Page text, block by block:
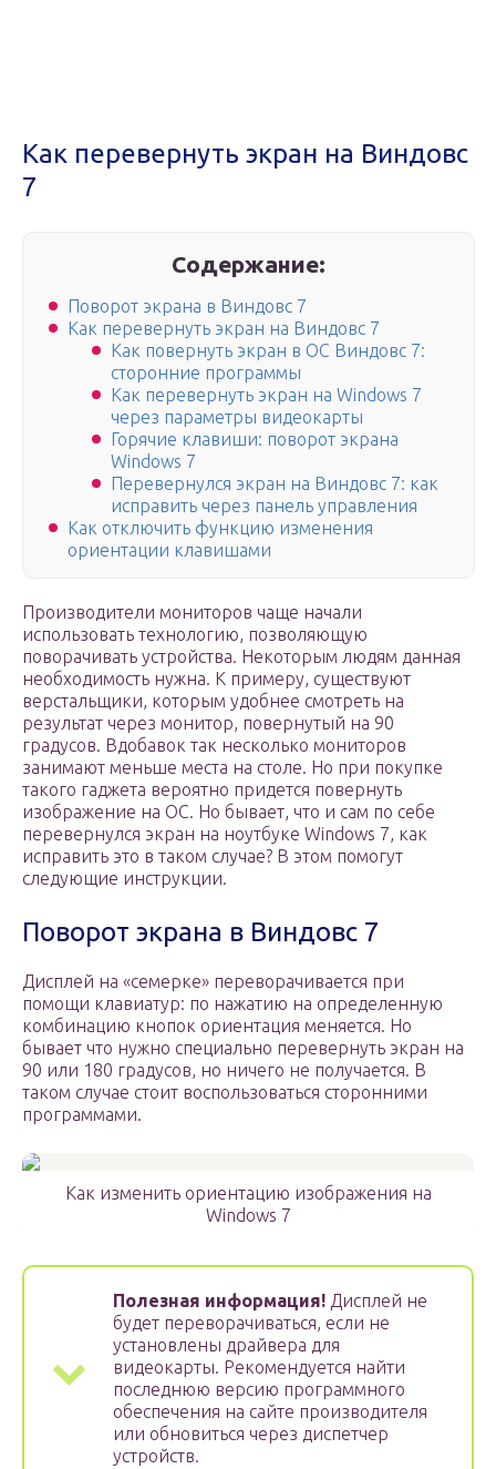
Как перевернуть экран на Виндовс
7
Содержание:
Поворот экрана в Виндовс 7
Как перевернуть экран на Виндовс 7
Как повернуть экран в ОС Виндовс 7:
сторонние программы
Как перевернуть экран на Windows 7
через параметры видеокарты
Горячие клавиши: поворот экрана
Windows 7
Перевернулся экран на Виндовс 7: как
исправить через панель управления
Как отключить функцию изменения
ориентации клавишами
Производители мониторов чаще начали
использовать технологию, позволяющую
поворачивать устройства. Некоторым людям данная
необходимость нужна. К примеру, существуют
верстальщики, которым удобнее смотреть на
результат через монитор, повернутый на 90
градусов. Вдобавок так несколько мониторов
занимают меньше места на столе. Но при покупке
такого гаджета вероятно придется повернуть
изображение на ОС. Но бывает, что и сам по себе
перевернулся экран на ноутбуке Windows 7, как
исправить это в таком случае? В этом помогут
следующие инструкции.
Поворот экрана в Виндовс 7
Дисплей на «семерке» переворачивается при
помощи клавиатур: по нажатию на определенную
комбинацию кнопок ориентация меняется. Но
бывает что нужно специально перевернуть экран на
90 или 180 градусов, но ничего не получается. В
таком случае стоит воспользоваться сторонними
программами.
Как изменить ориентацию изображения на
Windows 7
Полезная информация! Дисплей не
будет переворачиваться, если не
установлены драйвера для
видеокарты. Рекомендуется найти
последнюю версию программного
обеспечения на сайте производителя
или обновиться через диспетчер
устройств.